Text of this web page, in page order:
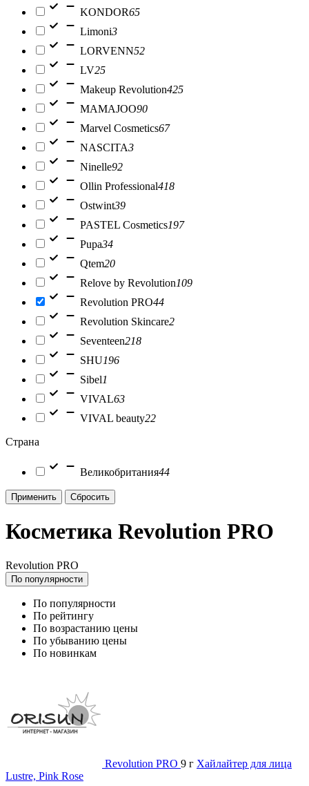
KONDOR65
Limoni3
LORVENN52
LV25
Makeup Revolution425
MAMAJOO90
Marvel Cosmetics67
NASCITA3
Ninelle92
Ollin Professional418
Ostwint39
PASTEL Cosmetics197
Pupa34
Qtem20
Relove by Revolution109
Revolution PRO44
Revolution Skincare2
Seventeen218
SHU196
Sibel1
VIVAL63
VIVAL beauty22
Страна
Великобритания44
Применить Сбросить
Косметика Revolution PRO
Revolution PRO
По популярности
По популярности
По рейтингу
По возрастанию цены
По убыванию цены
По новинкам
Revolution PRO 9 г Хайлайтер для лица
Lustre, Pink Rose